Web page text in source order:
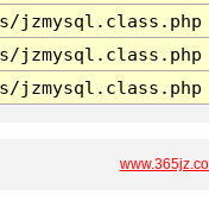
jzmysql.class.php
jzmysql.class.php
jzmysql.class.php